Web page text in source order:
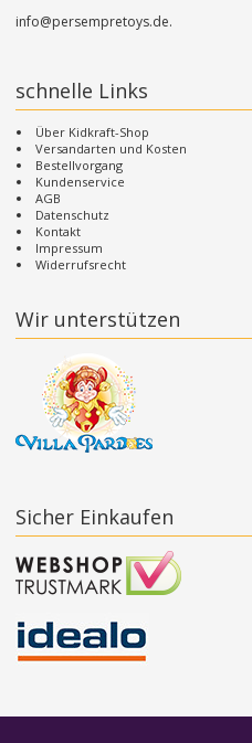
info@persempretoys.de.
schnelle Links
Über Kidkraft-Shop
Versandarten und Kosten
Bestellvorgang
Kundenservice
AGB
Datenschutz
Kontakt
Impressum
Widerrufsrecht
Wir unterstützen
Sicher Einkaufen